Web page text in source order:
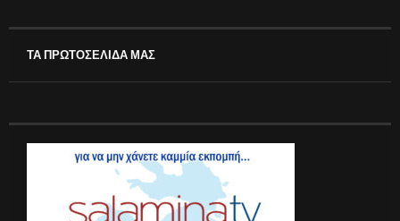
ΤΑ ΠΡΩΤΟΣΕΛΙΔΑ ΜΑΣ